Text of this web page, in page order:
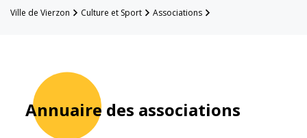
Espace
Famille
Contacts
Ville de Vierzon Culture et Sport Associations
Annuaire des associations